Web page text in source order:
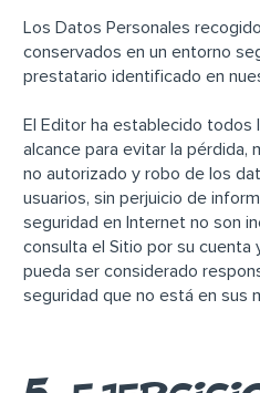
Los Datos Personales
conservados en un entorno
prestatario identificado en
El Editor ha establecido todos
alcance para evitar la pérdida,
no autorizado y robo de los
usuarios, sin perjuicio de
seguridad en Internet no son
consulta el Sitio por su cuenta
pueda ser considerado
seguridad que no está en sus